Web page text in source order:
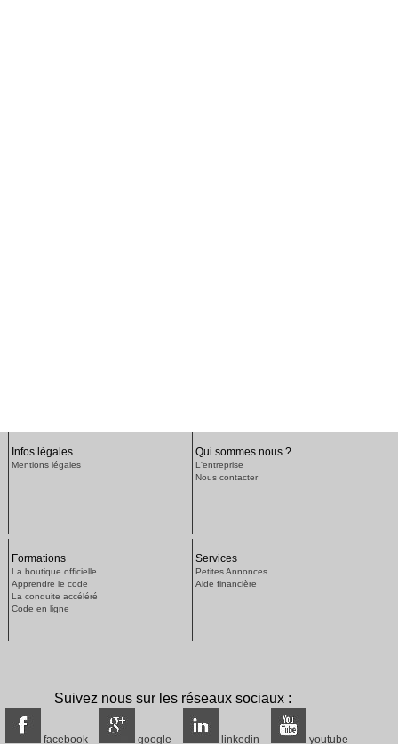
Infos légales
Mentions légales
Qui sommes nous ?
L'entreprise
Nous contacter
Formations
La boutique officielle
Apprendre le code
La conduite accéléré
Code en ligne
Services +
Petites Annonces
Aide financière
Suivez nous sur les réseaux sociaux :
facebook google linkedin youtube